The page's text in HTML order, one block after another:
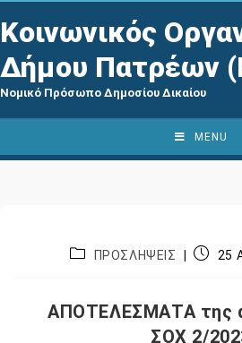
Κοινωνικός
Δήμου Πατρέων
Νομικό Πρόσωπο Δημοσίου Δικαίου
MENU
ΠΡΟΣΛΗΨΕΙΣ 25
ΑΠΟΤΕΛΕΣΜΑΤΑ της
ΣΟΧ 2/